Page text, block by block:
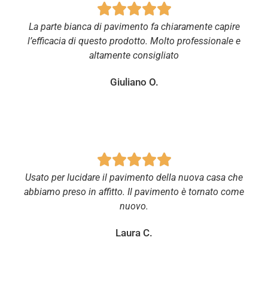

La parte bianca di pavimento fa chiaramente capire
l’efficacia di questo prodotto. Molto professionale e
altamente consigliato
Giuliano O.

Usato per lucidare il pavimento della nuova casa che
abbiamo preso in affitto. Il pavimento è tornato come
nuovo.
Laura C.